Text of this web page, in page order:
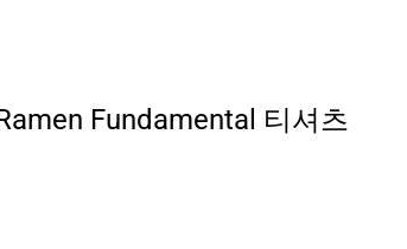
Fundamental 티셔츠